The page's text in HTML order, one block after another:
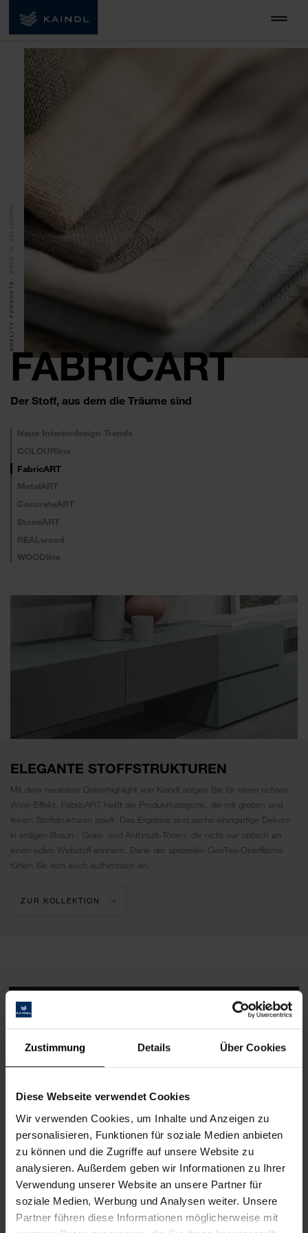
Zustimmung Details Über Cookies
Diese Webseite verwendet Cookies
Wir verwenden Cookies, um Inhalte und Anzeigen zu
personalisieren, Funktionen für soziale Medien anbieten
zu können und die Zugriffe auf unsere Website zu
analysieren. Außerdem geben wir Informationen zu Ihrer
Verwendung unserer Website an unsere Partner für
soziale Medien, Werbung und Analysen weiter. Unsere
Partner führen diese Informationen möglicherweise mit
FABRICART
Der Stoff, aus dem die Träume sind
QUALITY PRODUCTS.
MADE IN SALZBURG.
Neue Interiordesign Trends
COLOURline
FabricART
MetalART
ConcreteART
StoneART
REALwood
WOODline
ELEGANTE STOFFSTRUKTUREN
Mit dem neuesten Dekorhighlight von Kaindl sorgen Sie für einen echten
Wow-Effekt. FabricART heißt die Produktkategorie, die mit groben und
feinen Stoffstrukturen spielt. Das Ergebnis sind sechs einzigartige Dekore
in erdigen Braun-, Grau- und Anthrazit-Tönen, die nicht nur optisch an
einen edlen Webstoff erinnern. Dank der speziellen GeoTex-Oberfläche
fühlen Sie sich auch authentisch an.
ZUR KOLLEKTION
FabricART – ein Blick hinter die
Kulissen